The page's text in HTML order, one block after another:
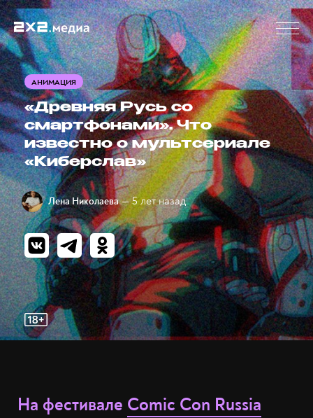
АНИМАЦИЯ
«Древняя Русь со
смартфонами». Что
известно о мультсериале
«Киберслав»
Лена Николаева — 5 лет назад
На фестивале Comic Con Russia